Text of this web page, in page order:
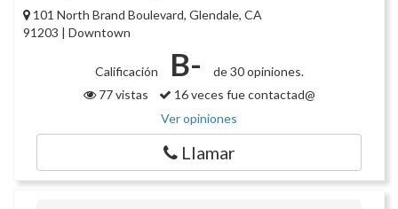
101 North Brand Boulevard, Glendale, CA
91203 | Downtown
Calificación B-
de 30 opiniones.
77 vistas
16 veces fue contactad@
Ver opiniones
Llamar